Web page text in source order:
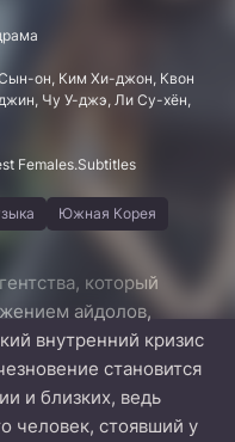
он, Ким Хи-джон, Квон
Чу У-джэ, Ли Су-хён,
Females.Subtitles
Южная Корея
который
айдолов,
внутренний кризис
становится
и близких, ведь
человек, стоявший у